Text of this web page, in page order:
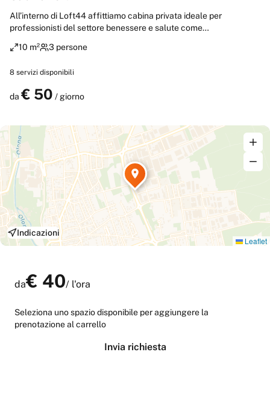
All’interno di Loft44 affittiamo cabina privata ideale per
professionisti del settore benessere e salute come
olistici. L’ambiente è tranquillo, curato e inserito in uno spazio
trattamenti, consulenze o attività professionali in un contesto
accogliente e professionale.
10 m² 3 persone
8 servizi disponibili
da € 50 / giorno
Leaflet
Indicazioni
da€ 40/ l'ora
Seleziona uno spazio disponibile per aggiungere la
prenotazione al carrello
Invia richiesta